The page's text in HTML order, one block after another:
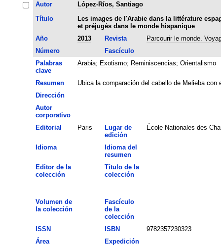
Autor
López-Ríos, Santiago
Título
Les images de l'Arabie dans la littérature
et préjugés dans le monde hispanique
Año
2013 Revista
Parcourir le monde.
Número
Fascículo
Palabras
clave
Arabia; Exotismo; Reminiscencias; Orientalismo
Resumen
Ubica la comparación del cabello de Melieba con
Dirección
Autor
corporativo
Editorial
Paris
Lugar de
edición
École Nationales des
Idioma
Idioma del
resumen
Editor de la
colección
Título de la
colección
Volumen de
la colección
Fascículo
de la
colección
ISSN
ISBN
9782357230323
Área
Expedición